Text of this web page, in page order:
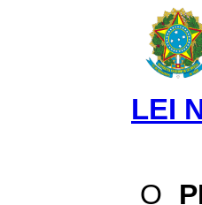
LEI
O